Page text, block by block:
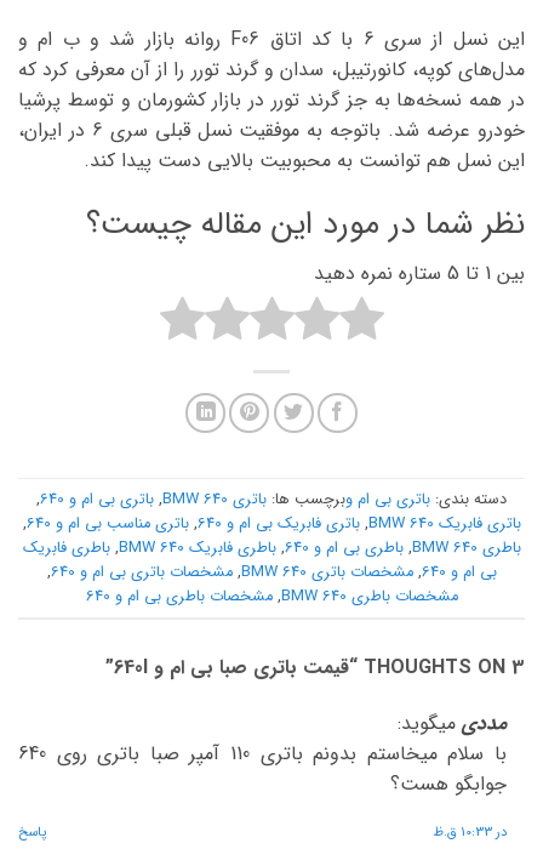
این نسل از سری 6 با کد اتاق F06 روانه بازار شد و ب ام و
مدل‌های کوپه، کانورتیبل، سدان و گرند تورر را از آن معرفی کرد که
در همه نسخه‌ها به جز گرند تورر در بازار کشورمان و توسط پرشیا
خودرو عرضه شد. باتوجه به موفقیت نسل قبلی سری 6 در ایران،
این نسل هم توانست به محبوبیت بالایی دست پیدا کند.
نظر شما در مورد این مقاله چیست؟
بین 1 تا 5 ستاره نمره دهید
دسته بندی: باتری بی ام وبرچسب ها: باتری BMW 640 , باتری بی ام و 640
,
باتری فابریک BMW 640
,باتری فابریک بی ام و 640 ,باتری مناسب بی ام و 640
,
باطری BMW 640
,باطری بی ام و 640 ,باطری فابریک BMW 640 ,باطری فابریک
بی ام و 640
,مشخصات باتری BMW 640 ,مشخصات باتری بی ام و 640
,
مشخصات باطری BMW 640
,مشخصات باطری بی ام و 640
3 THOUGHTS ON “ قیمت باتری صبا بی ام و 640I
”
مددی میگوید:
با سلام میخاستم بدونم باتری 110 آمپر صبا باتری روی 640
جوابگو هست؟
در 10:33 ق.ظ پاسخ